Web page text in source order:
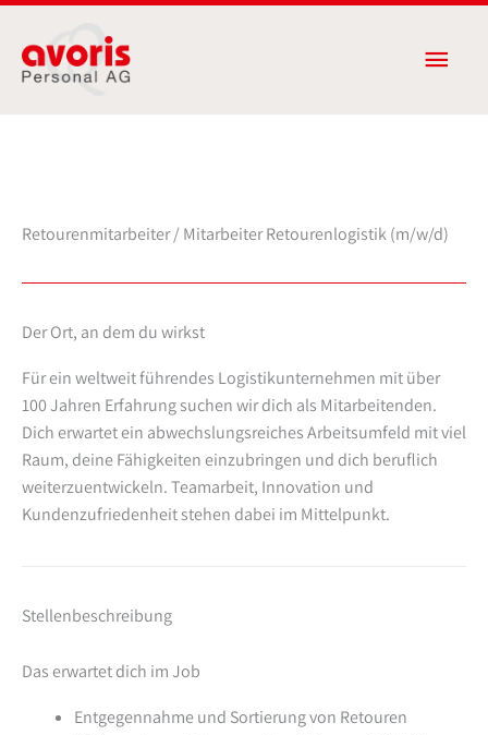
Inhalt
springen
Retourenmitarbeiter / Mitarbeiter Retourenlogistik (m/w/d)
Der Ort, an dem du wirkst
Für ein weltweit führendes Logistikunternehmen mit über
100 Jahren Erfahrung suchen wir dich als Mitarbeitenden.
Dich erwartet ein abwechslungsreiches Arbeitsumfeld mit viel
Raum, deine Fähigkeiten einzubringen und dich beruflich
weiterzuentwickeln. Teamarbeit, Innovation und
Kundenzufriedenheit stehen dabei im Mittelpunkt.
Stellenbeschreibung
Das erwartet dich im Job
Entgegennahme und Sortierung von Retouren